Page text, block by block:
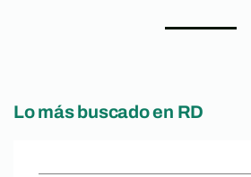
Lo más buscado en RD